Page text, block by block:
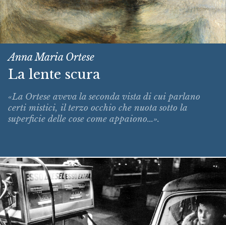
Anna Maria Ortese
La lente scura
«La Ortese aveva la seconda vista di cui parlano
certi mistici, il terzo occhio che nuota sotto la
superficie delle cose come appaiono...».